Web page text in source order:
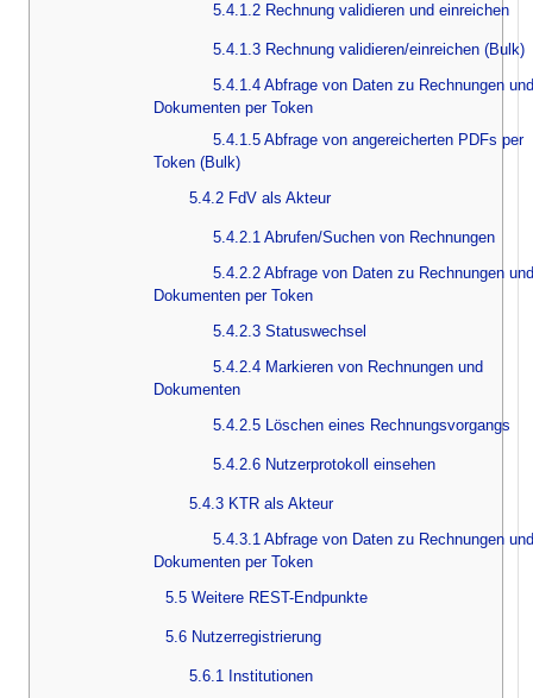
5.4.1.2 Rechnung validieren und einreichen
5.4.1.3 Rechnung validieren/einreichen (Bulk)
5.4.1.4 Abfrage von Daten zu Rechnungen und
Dokumenten per Token
5.4.1.5 Abfrage von angereicherten PDFs per
Token (Bulk)
5.4.2 FdV als Akteur
5.4.2.1 Abrufen/Suchen von Rechnungen
5.4.2.2 Abfrage von Daten zu Rechnungen und
Dokumenten per Token
5.4.2.3 Statuswechsel
5.4.2.4 Markieren von Rechnungen und
Dokumenten
5.4.2.5 Löschen eines Rechnungsvorgangs
5.4.2.6 Nutzerprotokoll einsehen
5.4.3 KTR als Akteur
5.4.3.1 Abfrage von Daten zu Rechnungen und
Dokumenten per Token
5.5 Weitere REST-Endpunkte
5.6 Nutzerregistrierung
5.6.1 Institutionen